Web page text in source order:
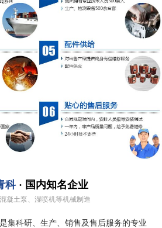
科· 国内知名企业
凝土泵、湿喷机等机械制造
集科研、生产、销售及售后服务的专业